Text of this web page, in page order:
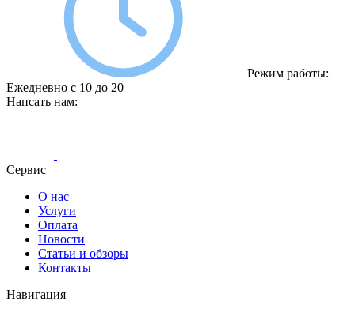
Режим работы:
Ежедневно с 10 до 20
Напсать нам:
Сервис
О нас
Услуги
Оплата
Новости
Статьи и обзоры
Контакты
Навигация